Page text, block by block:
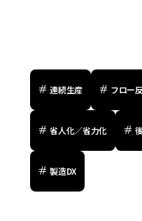
連続生産 フロー
省人化／省力化
製造DX